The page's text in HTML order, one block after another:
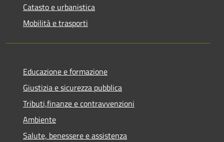
Catasto e urbanistica
Mobilità e trasporti
Educazione e formazione
Giustizia e sicurezza pubblica
Tributi,finanze e contravvenzioni
Ambiente
Salute, benessere e assistenza